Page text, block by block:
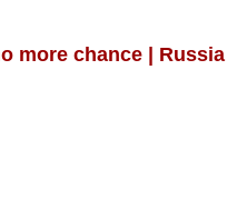
more chance | Russia